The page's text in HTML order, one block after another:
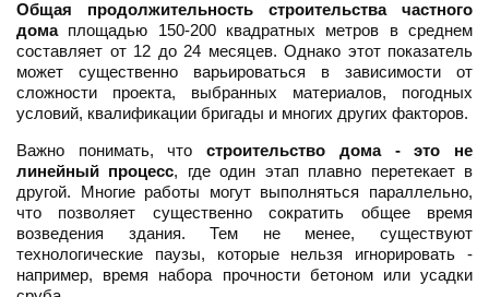
Общая продолжительность строительства частного
домаплощадью 150-200 квадратных метров в среднем
составляет от 12 до 24 месяцев. Однако этот показатель
может существенно варьироваться в зависимости от
сложности проекта, выбранных материалов, погодных
условий, квалификации бригады и многих других факторов.
Важно понимать, чтостроительство дома - это не
линейный процесс, где один этап плавно перетекает в
другой. Многие работы могут выполняться параллельно,
что позволяет существенно сократить общее время
возведения здания. Тем не менее, существуют
технологические паузы, которые нельзя игнорировать -
например, время набора прочности бетоном или усадки